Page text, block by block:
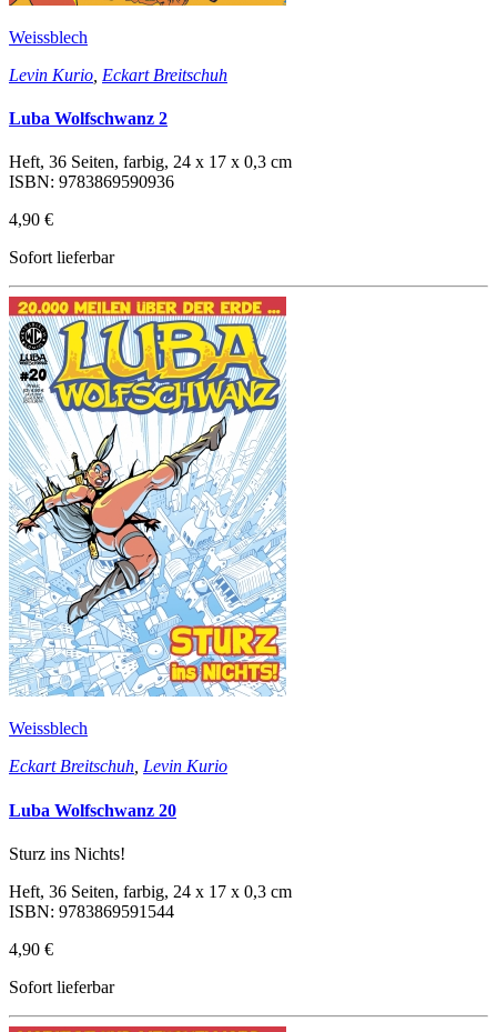
Weissblech
Levin Kurio Eckart Breitschuh
Luba Wolfschwanz 2
Heft, 36 Seiten, farbig, 24 x 17 x 0,3 cm
ISBN: 9783869590936
4,90 €
Sofort lieferbar
Weissblech
Eckart Breitschuh Levin Kurio
Luba Wolfschwanz 20
Sturz ins Nichts!
Heft, 36 Seiten, farbig, 24 x 17 x 0,3 cm
ISBN: 9783869591544
4,90 €
Sofort lieferbar